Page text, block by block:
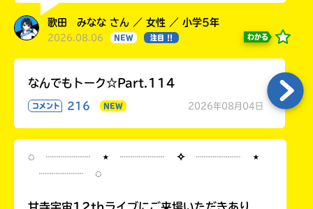
歌田 みなな さん ／ 女性 ／ 小学5年
2026.08.06 NEW 注目 !! わかる
なんでもトーク☆Part.114
コメント 216 NEW 2026年08月04日
◌ ┈┈┈┈ ⋆ ┈┈┈┈ ✧ ┈┈┈┈ ⋆
┈┈┈┈ ◌